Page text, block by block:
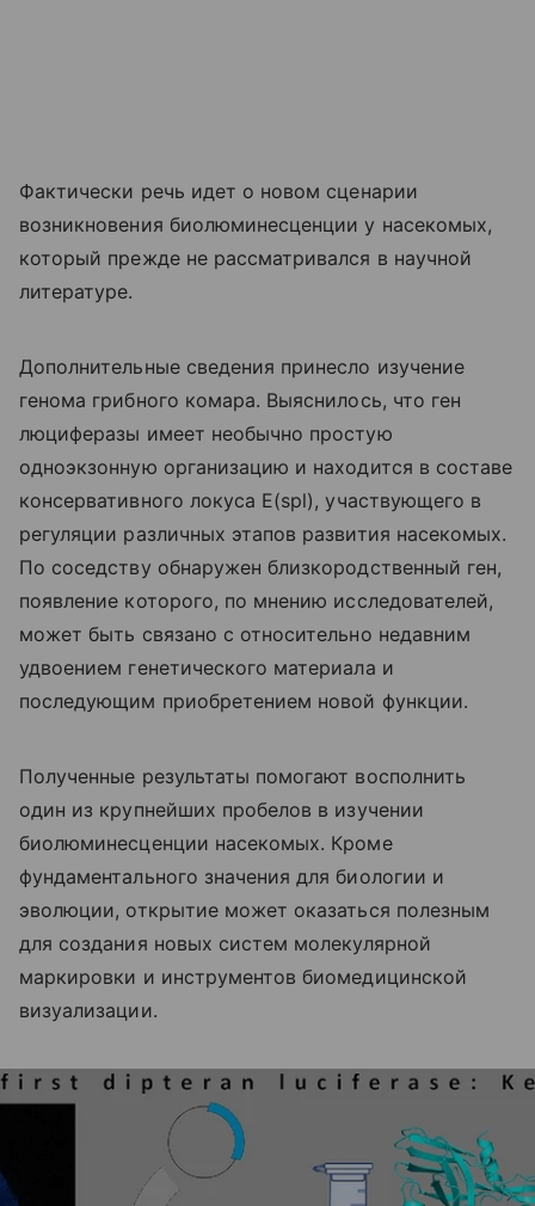
Фактически речь идет о новом сценарии
возникновения биолюминесценции у насекомых,
который прежде не рассматривался в научной
литературе.
Дополнительные сведения принесло изучение
генома грибного комара. Выяснилось, что ген
люциферазы имеет необычно простую
одноэкзонную организацию и находится в составе
консервативного локуса E(spl), участвующего в
регуляции различных этапов развития насекомых.
По соседству обнаружен близкородственный ген,
появление которого, по мнению исследователей,
может быть связано с относительно недавним
удвоением генетического материала и
последующим приобретением новой функции.
Полученные результаты помогают восполнить
один из крупнейших пробелов в изучении
биолюминесценции насекомых. Кроме
фундаментального значения для биологии и
эволюции, открытие может оказаться полезным
для создания новых систем молекулярной
маркировки и инструментов биомедицинской
визуализации.